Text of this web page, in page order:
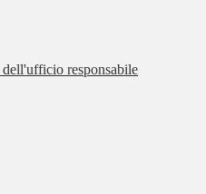
responsabile